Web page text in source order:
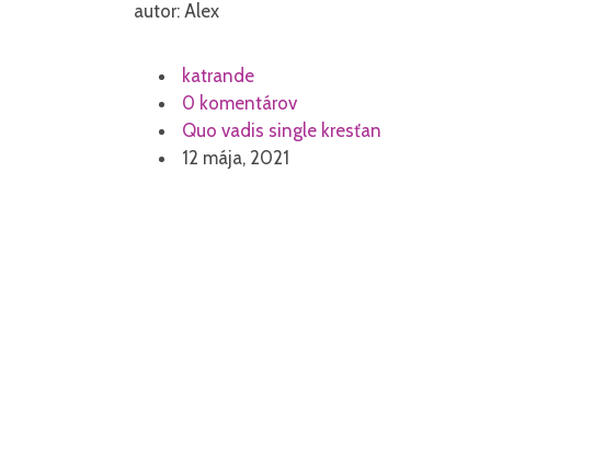
autor: Alex
katrande
0 komentárov
Quo vadis single kresťan
12 mája, 2021